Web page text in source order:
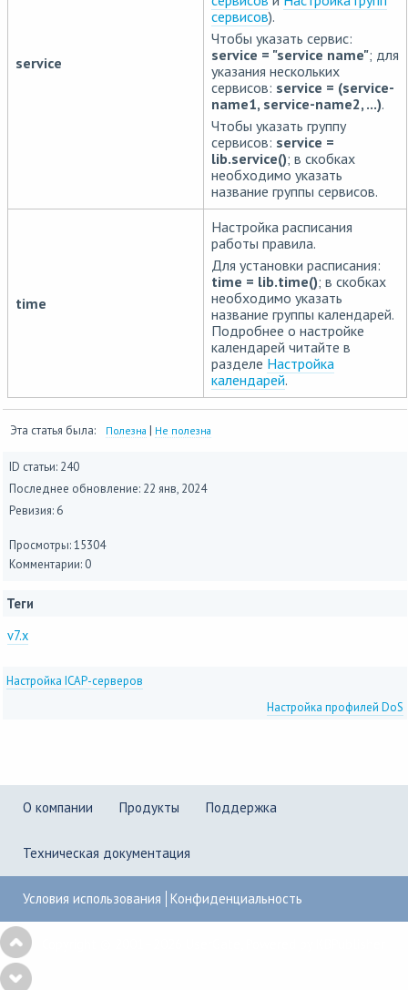
service
сервисов).
Чтобы указать сервис:
service = "service name"; для
указания нескольких
сервисов: service = (service-
name1, service-name2, ...).
Чтобы указать группу
сервисов: service =
lib.service(); в скобках
необходимо указать
название группы сервисов.
time
Настройка расписания
работы правила.
Для установки расписания:
time = lib.time(); в скобках
необходимо указать
название группы календарей.
Подробнее о настройке
календарей читайте в
разделе Настройка
календарей.
Эта статья была: Полезна | Не полезна
ID статьи: 240
Последнее обновление: 22 янв, 2024
Ревизия: 6
Просмотры: 15304
Комментарии: 0
Теги
v7.x
Настройка ICAP-серверов
Настройка профилей DoS
О компании Продукты Поддержка
Техническая документация
Условия использования Конфиденциальность